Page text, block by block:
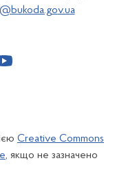
Creative Commons
, якщо не зазначено